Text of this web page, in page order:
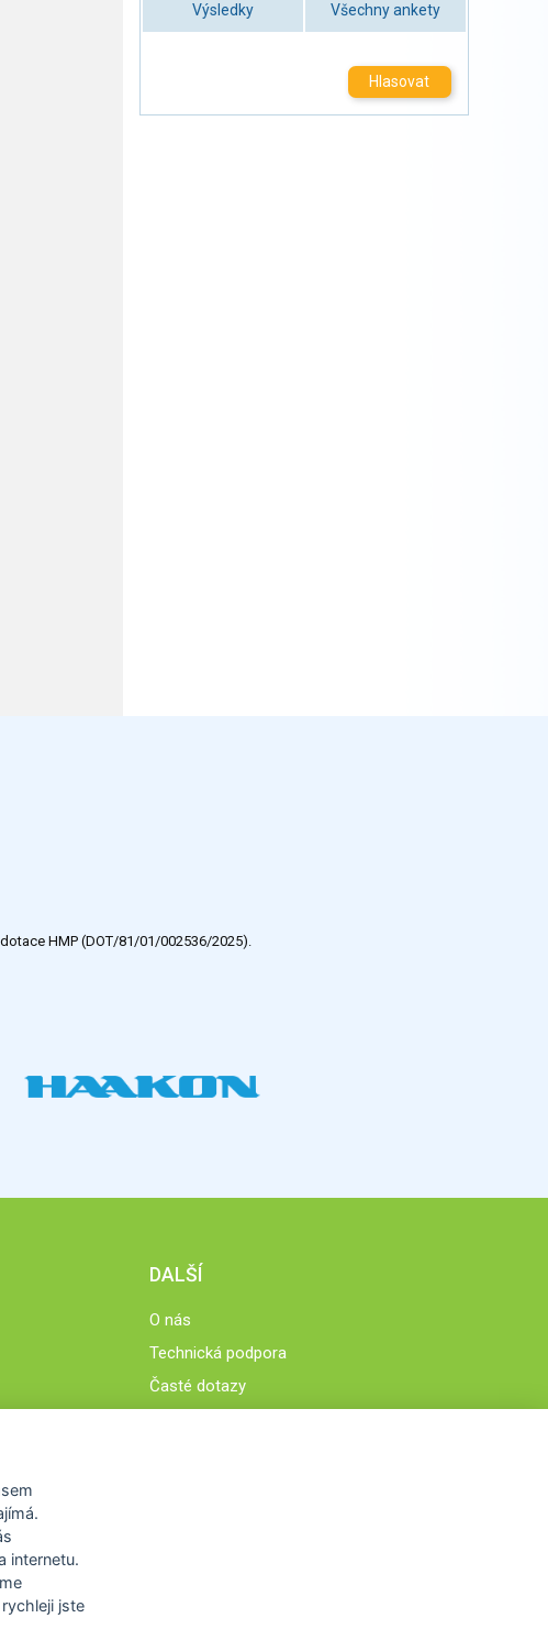
Výsledky Všechny ankety
Hlasovat
HMP (DOT/81/01/002536/2025).
DALŠÍ
O nás
Technická podpora
Časté dotazy
.
internetu.
jste